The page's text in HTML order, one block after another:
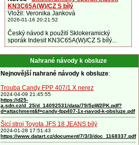
KN3C65A(W)/CZ S bílý
Vložil: Veronika Janková
2026-01-16 20:21:52
Český návod k použití Sklokeramický
sporák Indesit KN3C65A(W)/CZ S bílý...
Nahrané návody k obsluze
Nejnovější nahrané návody k obsluze:
Trouba Candy FPP 407/1 X nerez
2024-04-09 21:45:55
https://d25-
a.sdn.cz/d_25/d_14092531/data/79/5pW2PK.pdf?
d=attachment&f=candy-fpp407-1x-navod-k-obsluze.pdf
Šicí stroj Toyota JFS 18 JEANS bílý
2024-01-28 17:51:43
https://www.datart.cz/document/7/3/3/doc_1168337.pdf